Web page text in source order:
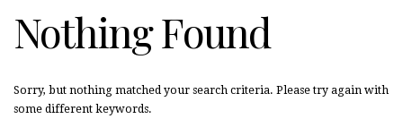
Nothing Found
Sorry, but nothing matched your search criteria. Please try again with
some different keywords.